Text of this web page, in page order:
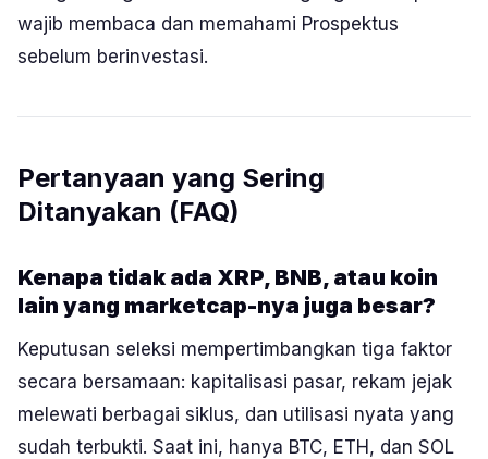
wajib membaca dan memahami Prospektus
sebelum berinvestasi.
Pertanyaan yang Sering
Ditanyakan (FAQ)
Kenapa tidak ada XRP, BNB, atau koin
lain yang marketcap-nya juga besar?
Keputusan seleksi mempertimbangkan tiga faktor
secara bersamaan: kapitalisasi pasar, rekam jejak
melewati berbagai siklus, dan utilisasi nyata yang
sudah terbukti. Saat ini, hanya BTC, ETH, dan SOL